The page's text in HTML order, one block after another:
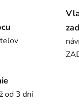
od 3 dní